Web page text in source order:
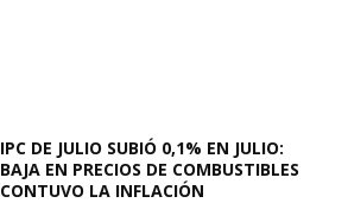
IPC DE JULIO SUBIÓ 0,1% EN JULIO:
BAJA EN PRECIOS DE COMBUSTIBLES
CONTUVO LA INFLACIÓN